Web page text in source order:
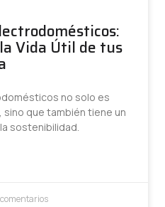
Vida Útil de tus
no solo es
sino que también tiene un
sostenibilidad.